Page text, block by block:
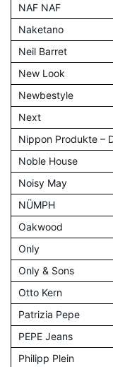
NAF NAF
Naketano
Neil Barret
New Look
Newbestyle
Next
Nippon Produkte –
Noble House
Noisy May
NÜMPH
Oakwood
Only
Only & Sons
Otto Kern
Patrizia Pepe
PEPE Jeans
Philipp Plein